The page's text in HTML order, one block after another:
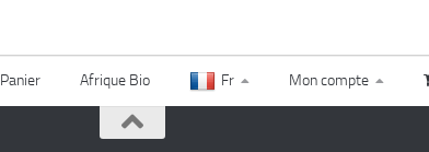
Panier Afrique Bio Fr Mon compte